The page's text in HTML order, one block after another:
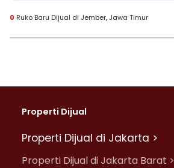
0 Ruko Baru Dijual di Jember, Jawa Timur
Properti Dijual
Properti Dijual di Jakarta >
Properti Dijual di Jakarta Barat >